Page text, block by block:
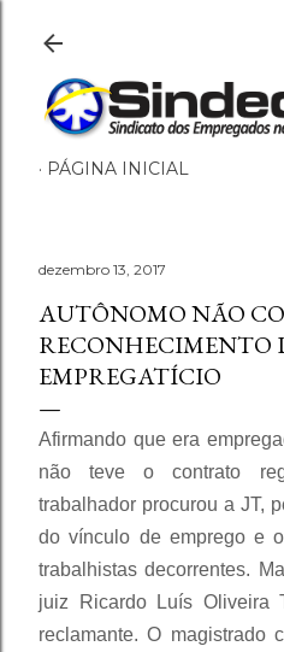
PÁGINA INICIAL
dezembro 13, 2017
AUTÔNOMO NÃO
RECONHECIMENTO
EMPREGATÍCIO
Afirmando que era
não teve o contrato
trabalhador procurou a JT,
do vínculo de emprego e
trabalhistas decorrentes.
juiz Ricardo Luís Oliveira
reclamante. O magistrado